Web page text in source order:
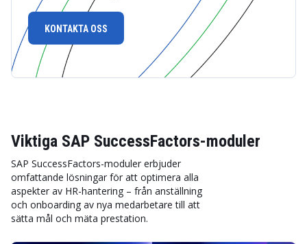
KONTAKTA OSS
Viktiga SAP SuccessFactors-moduler
SAP SuccessFactors-moduler erbjuder
omfattande lösningar för att optimera alla
aspekter av HR-hantering – från anställning
och onboarding av nya medarbetare till att
sätta mål och mäta prestation.